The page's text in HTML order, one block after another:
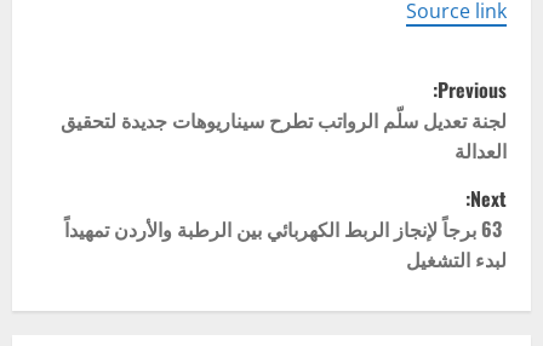
Source link
P
o
s
t
n
Previous:
لجنة تعديل سلّم الرواتب تطرح سيناريوهات جديدة لتحقيق
العدالة
Next:
63 برجاً لإنجاز الربط الكهربائي بين الرطبة والأردن تمهيداً
لبدء التشغيل